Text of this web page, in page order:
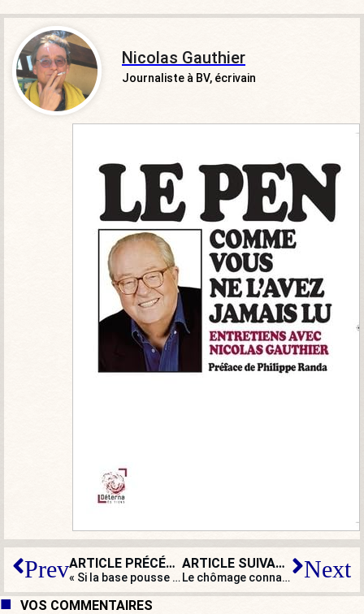
Nicolas Gauthier
Journaliste à BV, écrivain
Prev ARTICLE PRÉCÉDENT
« Si la base pousse les chefs, l’alliance des droites se fera ! »
ARTICLE SUIVANT
Le chômage connaît-il vraiment une embellie ? Next
VOS COMMENTAIRES